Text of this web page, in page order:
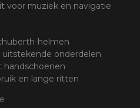
voor muziek en navigatie
helmen
uitstekende onderdelen
handschoenen
en lange ritten